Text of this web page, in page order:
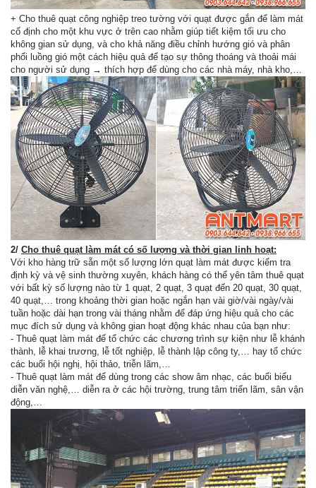
+ Cho thuê quạt công nghiệp treo tường với quạt được gắn để làm mát
cố định cho một khu vực ở trên cao nhằm giúp tiết kiệm tối ưu cho
không gian sử dụng, và cho khả năng điều chỉnh hướng gió và phân
phối luồng gió một cách hiệu quả để tạo sự thông thoáng và thoải mái
cho người sử dụng → thích hợp để dùng cho các nhà máy, nhà kho,…
2/ Cho thuê quạt làm mát có số lượng và thời gian linh hoạt:
Với kho hàng trữ sẵn một số lượng lớn quạt làm mát được kiểm tra
định kỳ và vệ sinh thường xuyên, khách hàng có thể yên tâm thuê quạt
với bất kỳ số lượng nào từ 1 quạt, 2 quạt, 3 quạt đến 20 quạt, 30 quạt,
40 quạt,… trong khoảng thời gian hoặc ngắn hạn vài giờ/vài ngày/vài
tuần hoặc dài hạn trong vài tháng nhằm để đáp ứng hiệu quả cho các
mục đích sử dụng và không gian hoạt động khác nhau của bạn như:
- Thuê quạt làm mát để tổ chức các chương trình sự kiện như lễ khánh
thành, lễ khai trương, lễ tốt nghiệp, lễ thành lập công ty,… hay tổ chức
các buổi hội nghị, hội thảo, triễn lãm,…
- Thuê quạt làm mát để dùng trong các show âm nhạc, các buổi biểu
diễn văn nghệ,… diễn ra ở các hội trường, trung tâm triển lãm, sân vận
động,…